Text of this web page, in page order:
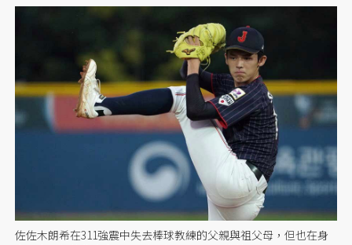
佐佐木朗希在311強震中失去棒球教練的父親與祖父母，但也在身